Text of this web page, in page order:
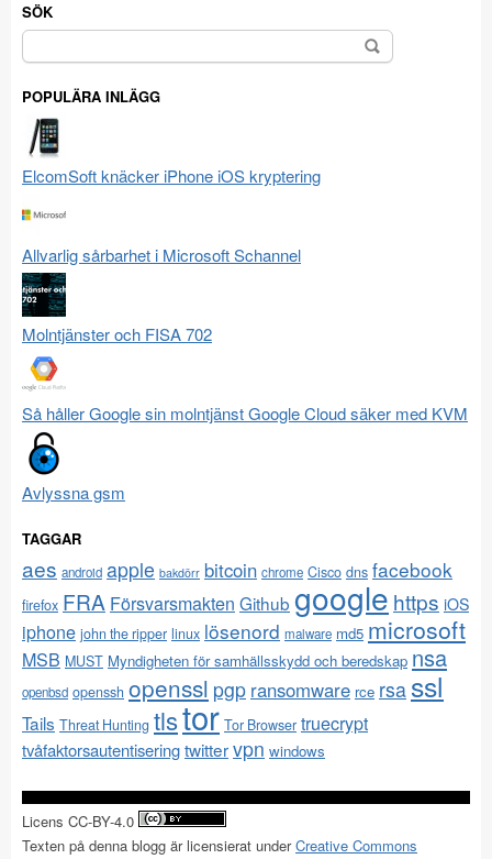
SÖK
Sök
efter:
POPULÄRA INLÄGG
ElcomSoft knäcker iPhone iOS kryptering
Allvarlig sårbarhet i Microsoft Schannel
Molntjänster och FISA 702
Så håller Google sin molntjänst Google Cloud säker med KVM
Avlyssna gsm
TAGGAR
aes android apple bakdörr bitcoin chrome Cisco dns facebook
firefox FRA Försvarsmakten Github google https iOS
iphone john the ripper linux lösenord malware md5 microsoft
MSB MUST Myndigheten för samhällsskydd och beredskap nsa
openbsd openssh openssl pgp ransomware rce rsa ssl
Tails Threat Hunting tlstor Tor Browser truecrypt
tvåfaktorsautentiseringtwittervpn windows
Licens CC-BY-4.0
Texten på denna blogg är licensierat underCreative Commons